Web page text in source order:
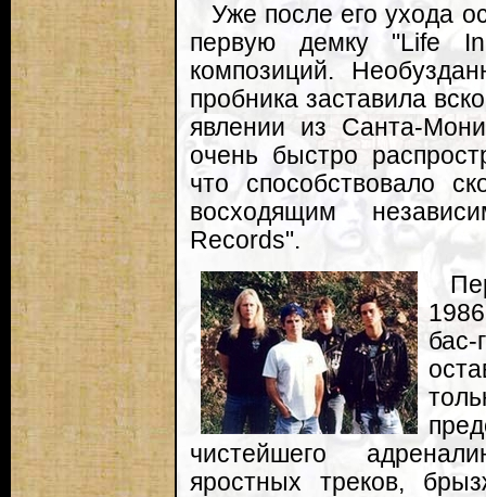
Уже после его ухода
первую демку "Life
композиций.
пробника заставила
явлении из Санта-
очень быстро
что способствовало
восходящим
Records".
чистейшего
яростных треков,